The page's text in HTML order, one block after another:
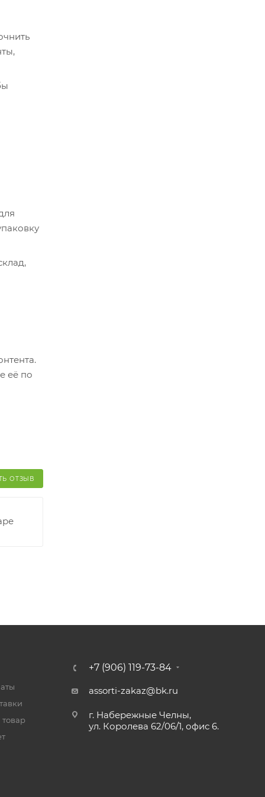
и его
её по
ОТЗЫВ
+7 (906) 119-73-84
assorti-zakaz@bk.ru
г. Набережные Челны,
ул. Королева 62/06/1, офис 6.